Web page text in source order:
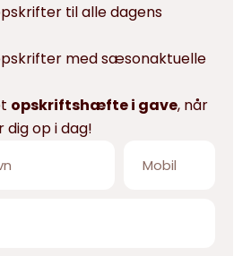
til alle dagens
med sæsonaktuelle
opskriftshæfte i gave, når
dig op i dag!